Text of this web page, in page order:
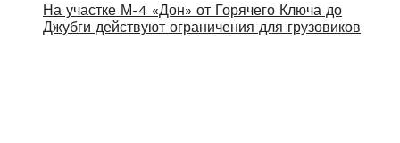
На участке М-4 «Дон» от Горячего Ключа до
Джубги действуют ограничения для грузовиков